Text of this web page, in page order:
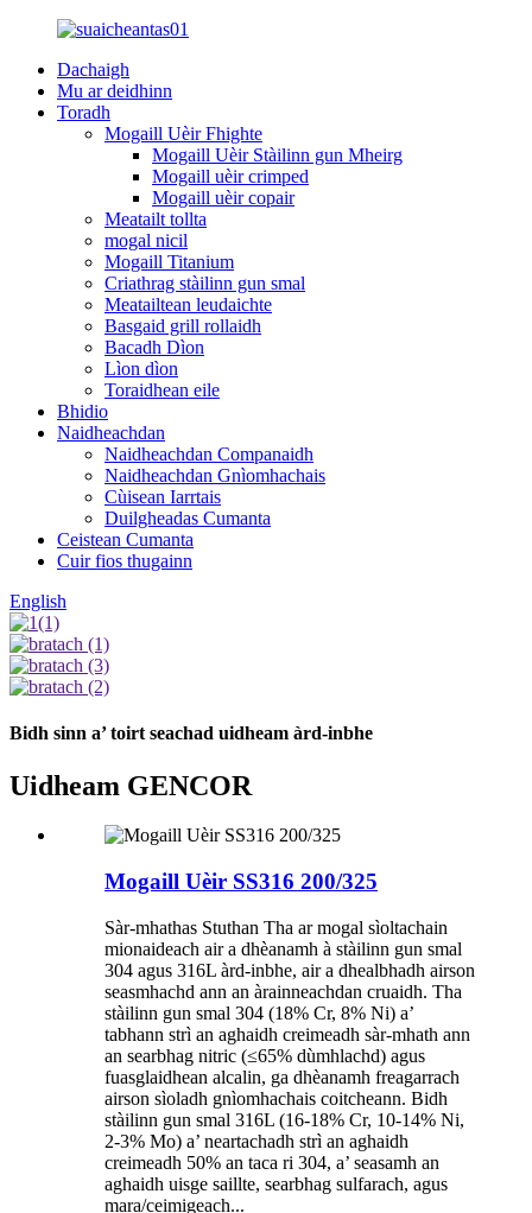
Dachaigh
Mu ar deidhinn
Toradh
Mogaill Uèir Fhighte
Mogaill Uèir Stàilinn gun Mheirg
Mogaill uèir crimped
Mogaill uèir copair
Meatailt tollta
mogal nicil
Mogaill Titanium
Criathrag stàilinn gun smal
Meatailtean leudaichte
Basgaid grill rollaidh
Bacadh Dìon
Lìon dìon
Toraidhean eile
Bhidio
Naidheachdan
Naidheachdan Companaidh
Naidheachdan Gnìomhachais
Cùisean Iarrtais
Duilgheadas Cumanta
Ceistean Cumanta
Cuir fios thugainn
English
Bidh sinn a’ toirt seachad uidheam àrd-inbhe
Uidheam GENCOR
Mogaill Uèir SS316 200/325
Sàr-mhathas Stuthan Tha ar mogal sìoltachain
mionaideach air a dhèanamh à stàilinn gun smal
304 agus 316L àrd-inbhe, air a dhealbhadh airson
seasmhachd ann an àrainneachdan cruaidh. Tha
stàilinn gun smal 304 (18% Cr, 8% Ni) a’
tabhann strì an aghaidh creimeadh sàr-mhath ann
an searbhag nitric (≤65% dùmhlachd) agus
fuasglaidhean alcalin, ga dhèanamh freagarrach
airson sìoladh gnìomhachais coitcheann. Bidh
stàilinn gun smal 316L (16-18% Cr, 10-14% Ni,
2-3% Mo) a’ neartachadh strì an aghaidh
creimeadh 50% an taca ri 304, a’ seasamh an
aghaidh uisge saillte, searbhag sulfarach, agus
mara/ceimigeach...